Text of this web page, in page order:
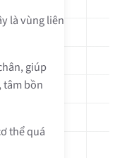
là vùng liên
giúp
tâm bồn
thể quá